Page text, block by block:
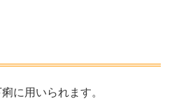
痢に用いられます。